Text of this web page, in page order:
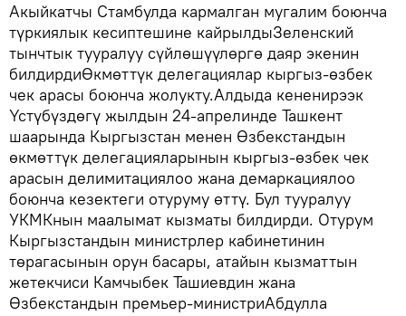
Акыйкатчы Стамбулда кармалган мугалим боюнча
түркиялык кесиптешине кайрылдыЗеленский
тынчтык тууралуу сүйлөшүүлөргө даяр экенин
билдирдиӨкмөттүк делегациялар кыргыз-өзбек
чек арасы боюнча жолукту.Алдыда кененирээк
Үстүбүздөгү жылдын 24-апрелинде Ташкент
шаарында Кыргызстан менен Өзбекстандын
өкмөттүк делегацияларынын кыргыз-өзбек чек
арасын делимитациялоо жана демаркациялоо
боюнча кезектеги отуруму өттү. Бул тууралуу
УКМКнын маалымат кызматы билдирди. Отурум
Кыргызстандын министрлер кабинетинин
төрагасынын орун басары, атайын кызматтын
жетекчиси Камчыбек Ташиевдин жана
Өзбекстандын премьер-министриАбдулла